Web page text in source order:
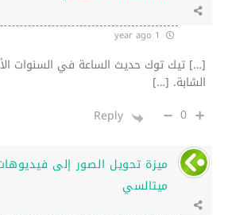
أكثر 5 وسائل تواصل اجتماعي
لعام 2025